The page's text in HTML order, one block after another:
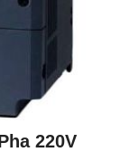
220V